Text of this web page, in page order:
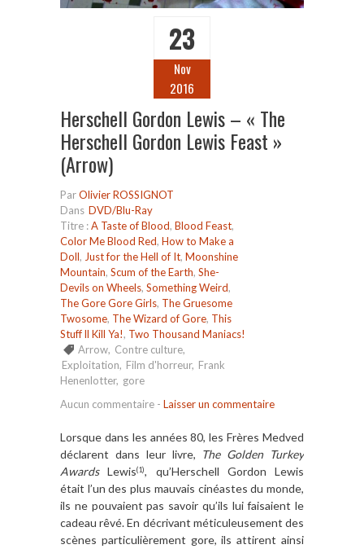
23
Nov
2016
Herschell Gordon Lewis – « The
Herschell Gordon Lewis Feast »
(Arrow)
ParOlivier ROSSIGNOT
Dans DVD/Blu-Ray
Titre :A Taste of Blood, Blood Feast,
Color Me Blood Red, How to Make a
Doll, Just for the Hell of It, Moonshine
Mountain, Scum of the Earth, She-
Devils on Wheels, Something Weird,
The Gore Gore Girls, The Gruesome
Twosome, The Wizard of Gore, This
Stuff ll Kill Ya!, Two Thousand Maniacs!
Arrow, Contre culture,
Exploitation, Film d'horreur, Frank
Henenlotter, gore
Aucun commentaire - Laisser un commentaire
Lorsque dans les années 80, les Frères Medved
déclarent dans leur livre, The Golden Turkey
AwardsLewis(1), qu’Herschell Gordon Lewis
était l’un des plus mauvais cinéastes du monde,
ils ne pouvaient pas savoir qu’ils lui faisaient le
cadeau rêvé. En décrivant méticuleusement des
scènes particulièrement gore, ils attirent ainsi